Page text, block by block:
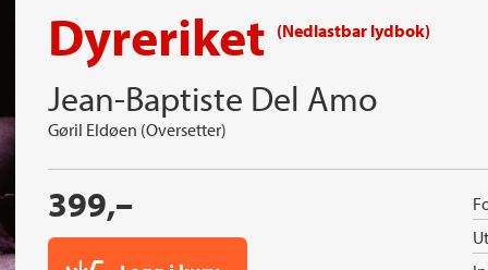
Dyreriket (Nedlastbar lydbok)
Jean-Baptiste Del Amo
Gøril Eldøen (Oversetter)
399,–